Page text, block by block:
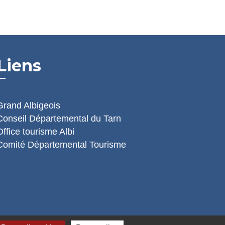
Albigeois
Départemental du Tarn
tourisme Albi
Départemental Tourisme